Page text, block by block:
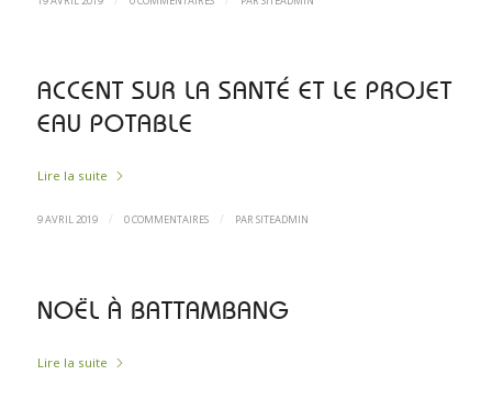
ACCENT SUR LA SANTÉ ET LE PROJET
EAU POTABLE
Lire la suite
9 AVRIL 2019 / 0 COMMENTAIRES / PAR SITEADMIN
NOËL À BATTAMBANG
Lire la suite